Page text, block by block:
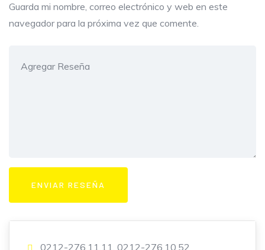
Guarda mi nombre, correo electrónico y web en este
navegador para la próxima vez que comente.
0212-276.11.11, 0212-276.10.52